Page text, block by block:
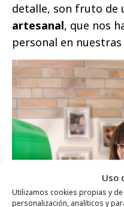
Uso
Utilizamos cookies propias y
personalización, analíticos y
detalle, son fruto de
artesanal, que nos
personal en